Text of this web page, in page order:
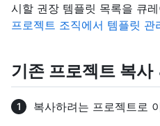
시할 권장 템플릿 목록을 큐
프로젝트 조직에서 템플릿 관
기존 프로젝트 복사
복사하려는 프로젝트로